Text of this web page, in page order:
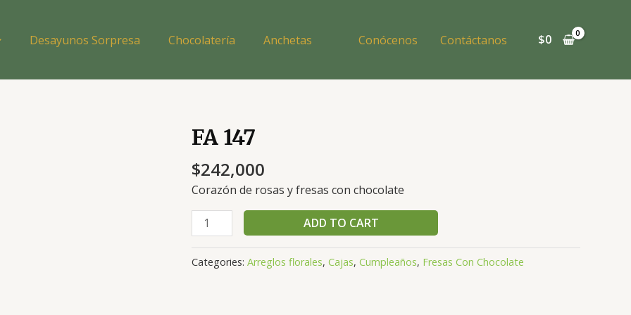
Desayunos Sorpresa Chocolatería Anchetas Conócenos Contáctanos $0
FA 147
$242,000
Corazón de rosas y fresas con chocolate
147
quantity
ADD TO CART
Categories: Arreglos florales, Cajas, Cumpleaños, Fresas Con Chocolate